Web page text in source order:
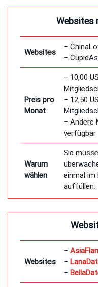
Websites
Websites
–
–
Preis pro
Monat
– 10,00
– 12,50
– Andere
verfügbar
Warum
wählen
Sie
einmal im
auffüllen.
Websites
–
–
–